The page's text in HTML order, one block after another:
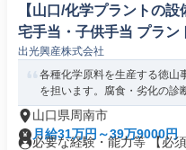
【山口/化学プラントの
宅手当・子供手当 プラン
出光興産株式会社
各種化学原料を生産する徳山
を担います。腐食・劣化の診
山口県周南市
月給31万円～39万9000円
必要な経験・能力等 【必